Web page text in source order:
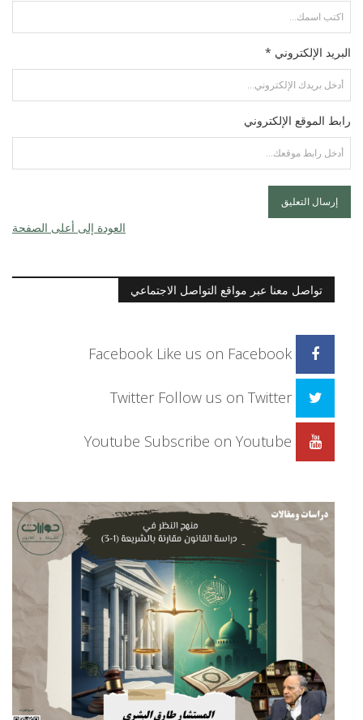
البريد الإلكتروني *
رابط الموقع الإلكتروني
العودة إلى أعلى الصفحة
تواصل معنا عبر مواقع التواصل الاجتماعي
Facebook Like us on Facebook
Twitter Follow us on Twitter
Youtube Subscribe on Youtube